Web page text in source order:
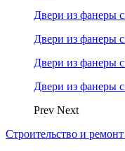
Двери из фанеры
Двери из фанеры
Двери из фанеры
Двери из фанеры
Prev Next
Строительство и